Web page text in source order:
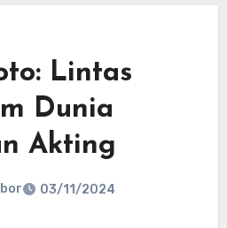
Lintas
Dunia
Akting
03/11/2024